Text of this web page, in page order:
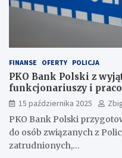
FINANSE OFERTY POLICJA
PKO Bank Polski z
funkcjonariuszy i
15 października 2025
PKO Bank Polski
do osób związanych z
zatrudnionych,…